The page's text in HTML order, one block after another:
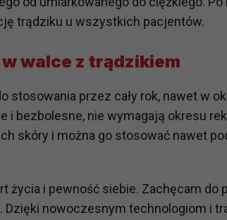
trądziku u wszystkich pacjentów.
walce z trądzikiem
stosowania przez cały rok, nawet w
i bezbolesne, nie wymagają okresu
skóry i można go stosować nawet
życia i pewność siebie. Zachęcam do
nowoczesnym technologiom i
musi być oparte na właściwej, zgodnej
Twoich danych w celu świadczenia usług,
oraz zapewniania ich bezpieczeństwa jest
lub podobne dokumenty dostępne
i marketingu własnego
celach marketingowych podmiotów